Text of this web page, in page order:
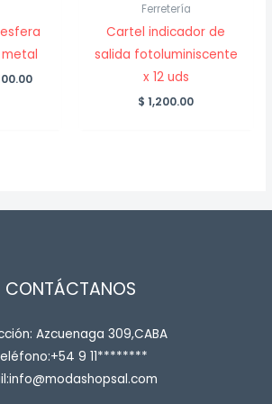
Price
Ferretería
Cartel indicador de
salida fotoluminiscente
x 12 uds
$ 1,200.00
CONTÁCTANOS
Azcuenaga 309,CABA
9 11********